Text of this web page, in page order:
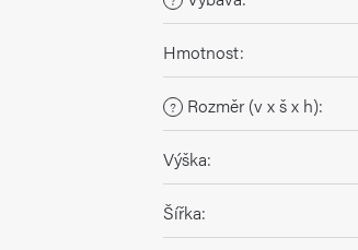
Hmotnost:
? Rozměr (v x š x h):
Výška:
Šířka: